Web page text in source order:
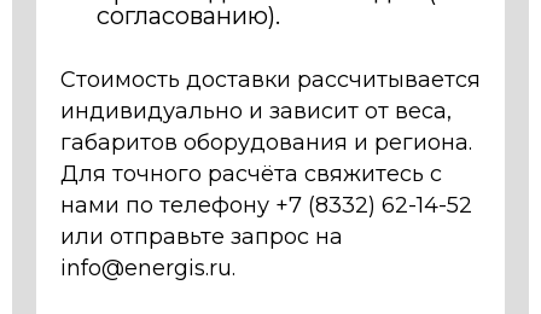
согласованию).
Стоимость доставки рассчитывается
индивидуально и зависит от веса,
габаритов оборудования и региона.
Для точного расчёта свяжитесь с
нами по телефону +7 (8332) 62-14-52
или отправьте запрос на
info@energis.ru.